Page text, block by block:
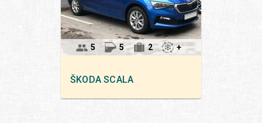
ŠKODA SCALA
5 5 2 +